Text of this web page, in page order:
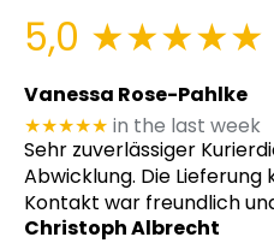
5,0 ★★★★★
Vanessa Rose-Pahlke
★★★★★ in the last week
Sehr zuverlässiger
Abwicklung. Die
Kontakt war freundlich
Christoph Albrecht